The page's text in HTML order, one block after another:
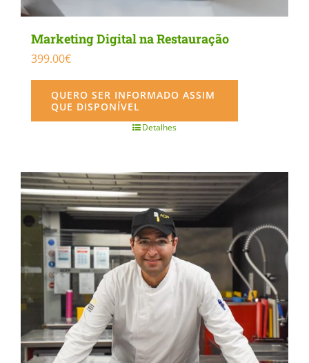
Marketing Digital na Restauração
399.00€
QUERO SER INFORMADO ASSIM
QUE DISPONÍVEL
Detalhes